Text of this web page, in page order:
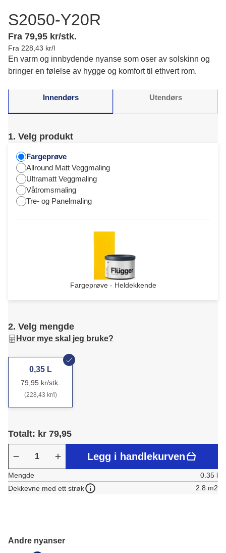
S2050-Y20R
Fra 79,95 kr/stk.
Fra 228,43 kr/l
En varm og innbydende nyanse som oser av solskinn og
bringer en følelse av hygge og komfort til ethvert rom.
Innendørs Utendørs
1. Velg produkt
Fargeprøve
Allround Matt Veggmaling
Ultramatt Veggmaling
Våtromsmaling
Tre- og Panelmaling
Fargeprøve - Heldekkende
2. Velg mengde
Hvor mye skal jeg bruke?
0,35 L
79,95 kr/stk.
(228,43 kr/l)
Totalt: kr 79,95
Legg i handlekurven
Mengde
0.35 l
Dekkevne med ett strøk
2.8 m2
Andre nyanser